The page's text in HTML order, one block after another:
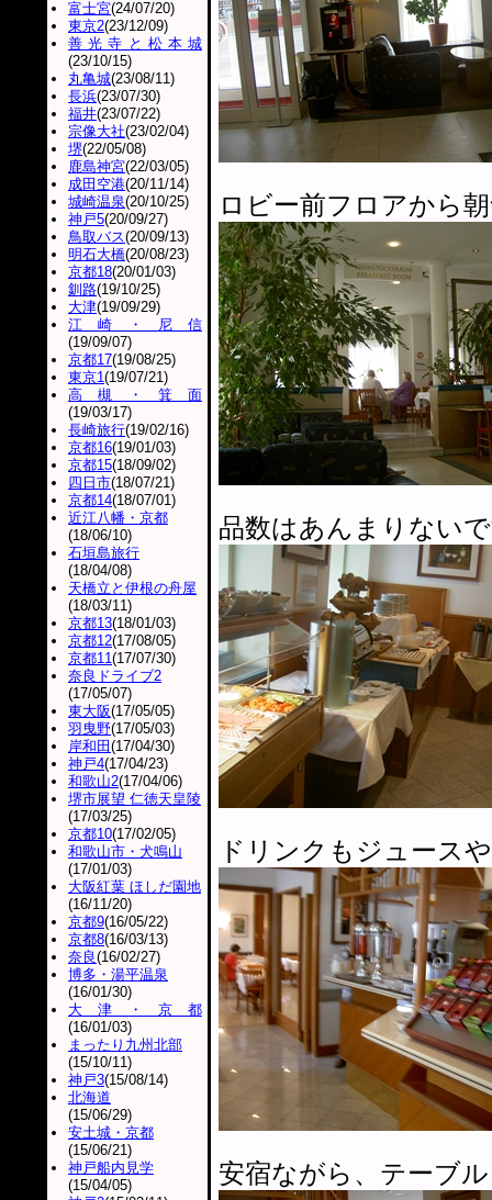
ロビー前フロアから
品数はあんまりない
ドリンクもジュース
安宿ながら、テーブ
富士宮(24/07/20)
東京2(23/12/09)
善光寺と松本城
(23/10/15)
丸亀城(23/08/11)
長浜(23/07/30)
福井(23/07/22)
宗像大社(23/02/04)
堺(22/05/08)
鹿島神宮(22/03/05)
成田空港(20/11/14)
城崎温泉(20/10/25)
神戸5(20/09/27)
鳥取バス(20/09/13)
明石大橋(20/08/23)
京都18(20/01/03)
釧路(19/10/25)
大津(19/09/29)
江崎・尼信
(19/09/07)
京都17(19/08/25)
東京1(19/07/21)
高槻・箕面
(19/03/17)
長崎旅行(19/02/16)
京都16(19/01/03)
京都15(18/09/02)
四日市(18/07/21)
京都14(18/07/01)
近江八幡・京都
(18/06/10)
石垣島旅行
(18/04/08)
天橋立と伊根の舟屋
(18/03/11)
京都13(18/01/03)
京都12(17/08/05)
京都11(17/07/30)
奈良ドライブ2
(17/05/07)
東大阪(17/05/05)
羽曳野(17/05/03)
岸和田 (17/04/30)
神戸4(17/04/23)
和歌山2(17/04/06)
堺市展望 仁徳天皇陵
(17/03/25)
京都10(17/02/05)
和歌山市・犬鳴山
(17/01/03)
大阪紅葉 ほしだ園地
(16/11/20)
京都9(16/05/22)
京都8(16/03/13)
奈良(16/02/27)
博多・湯平温泉
(16/01/30)
大津・京都
(16/01/03)
まったり九州北部
(15/10/11)
神戸3(15/08/14)
北海道
(15/06/29)
安土城・京都
(15/06/21)
神戸船内見学
(15/04/05)